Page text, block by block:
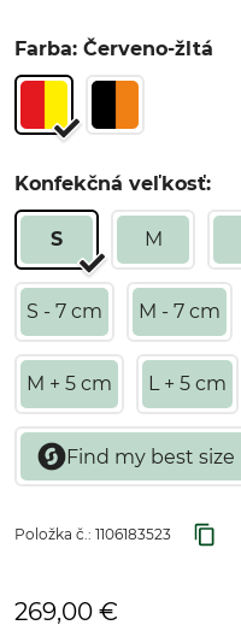
Farba: Červeno-žltá
Konfekčná veľkosť:
S M
S - 7 cm M - 7 cm
M + 5 cm L + 5 cm
Položka č.: 1106183523
269,00 €